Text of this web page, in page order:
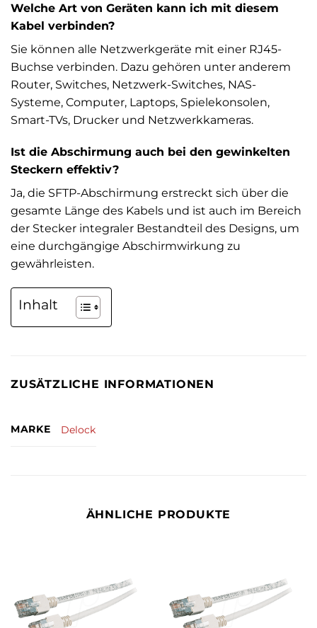
Welche Art von Geräten kann ich mit diesem
Kabel verbinden?
Sie können alle Netzwerkgeräte mit einer RJ45-
Buchse verbinden. Dazu gehören unter anderem
Router, Switches, Netzwerk-Switches, NAS-
Systeme, Computer, Laptops, Spielekonsolen,
Smart-TVs, Drucker und Netzwerkkameras.
Ist die Abschirmung auch bei den gewinkelten
Steckern effektiv?
Ja, die SFTP-Abschirmung erstreckt sich über die
gesamte Länge des Kabels und ist auch im Bereich
der Stecker integraler Bestandteil des Designs, um
eine durchgängige Abschirmwirkung zu
gewährleisten.
Inhalt
ZUSÄTZLICHE INFORMATIONEN
MARKE Delock
ÄHNLICHE PRODUKTE